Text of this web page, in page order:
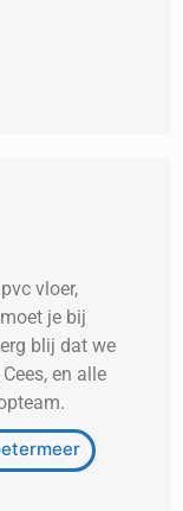
vloer,
je bij
blij dat we
en alle